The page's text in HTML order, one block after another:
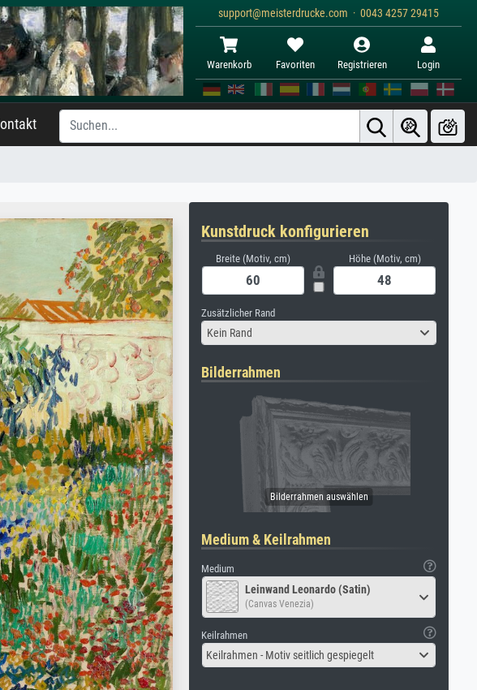
support@meisterdrucke.com · 0043 4257 29415
Warenkorb Favoriten Registrieren Login
Kunstdruck konfigurieren
Breite (Motiv, cm) Höhe (Motiv, cm)
Zusätzlicher Rand
Kein Rand
Bilderrahmen
Medium & Keilrahmen
Medium
Leinwand Leonardo (Satin)
(Canvas Venezia)
Keilrahmen
Keilrahmen - Motiv seitlich gespiegelt